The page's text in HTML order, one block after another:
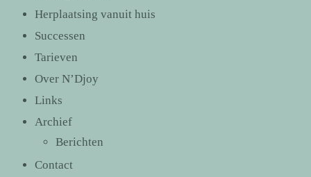
Herplaatsing vanuit huis
Successen
Tarieven
Over N’Djoy
Links
Archief
Berichten
Contact